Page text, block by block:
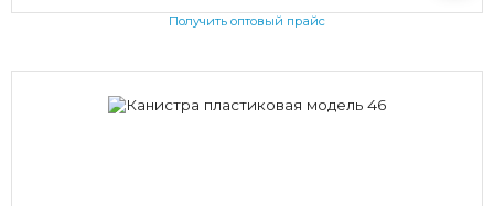
Получить оптовый прайс